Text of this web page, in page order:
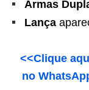
Armas
Lança
<<Clique
no